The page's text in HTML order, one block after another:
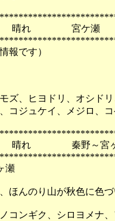
） 晴れ 宮ケ瀬
報です）
ズ、ヒヨドリ、オシド
ジュケイ、メジロ、コ
晴れ 秦野～宮
ヶ瀬
ほんのり山が秋色に色
コンギク、シロヨメナ